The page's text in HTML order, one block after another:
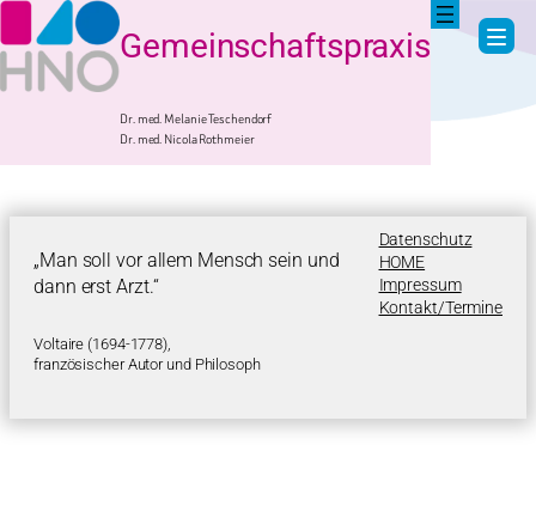
Zum
Inhalt
Gemeinschaftspraxis
Dr. med. Melanie Teschendorf
Dr. med. Nicola Rothmeier
Diagnostik
„Man soll vor allem Mensch sein und
dann erst Arzt.“
Voltaire (1694-1778),
französischer Autor und Philosoph
Datenschutz
HOME
Impressum
Kontakt/Termine